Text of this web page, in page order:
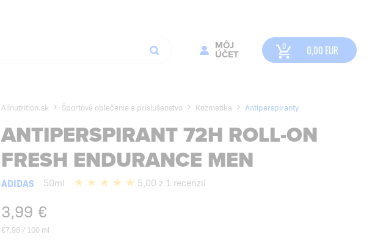
MÔJ
ÚČET
0,00 EUR
Allnutrition.sk Športové oblečenie a príslušenstvo Kozmetika Antiperspiranty
ANTIPERSPIRANT 72H ROLL-ON
FRESH ENDURANCE MEN
ADIDAS 50ml 5,00 z 1 recenzií
3,99 €
€7,98 / 100 ml